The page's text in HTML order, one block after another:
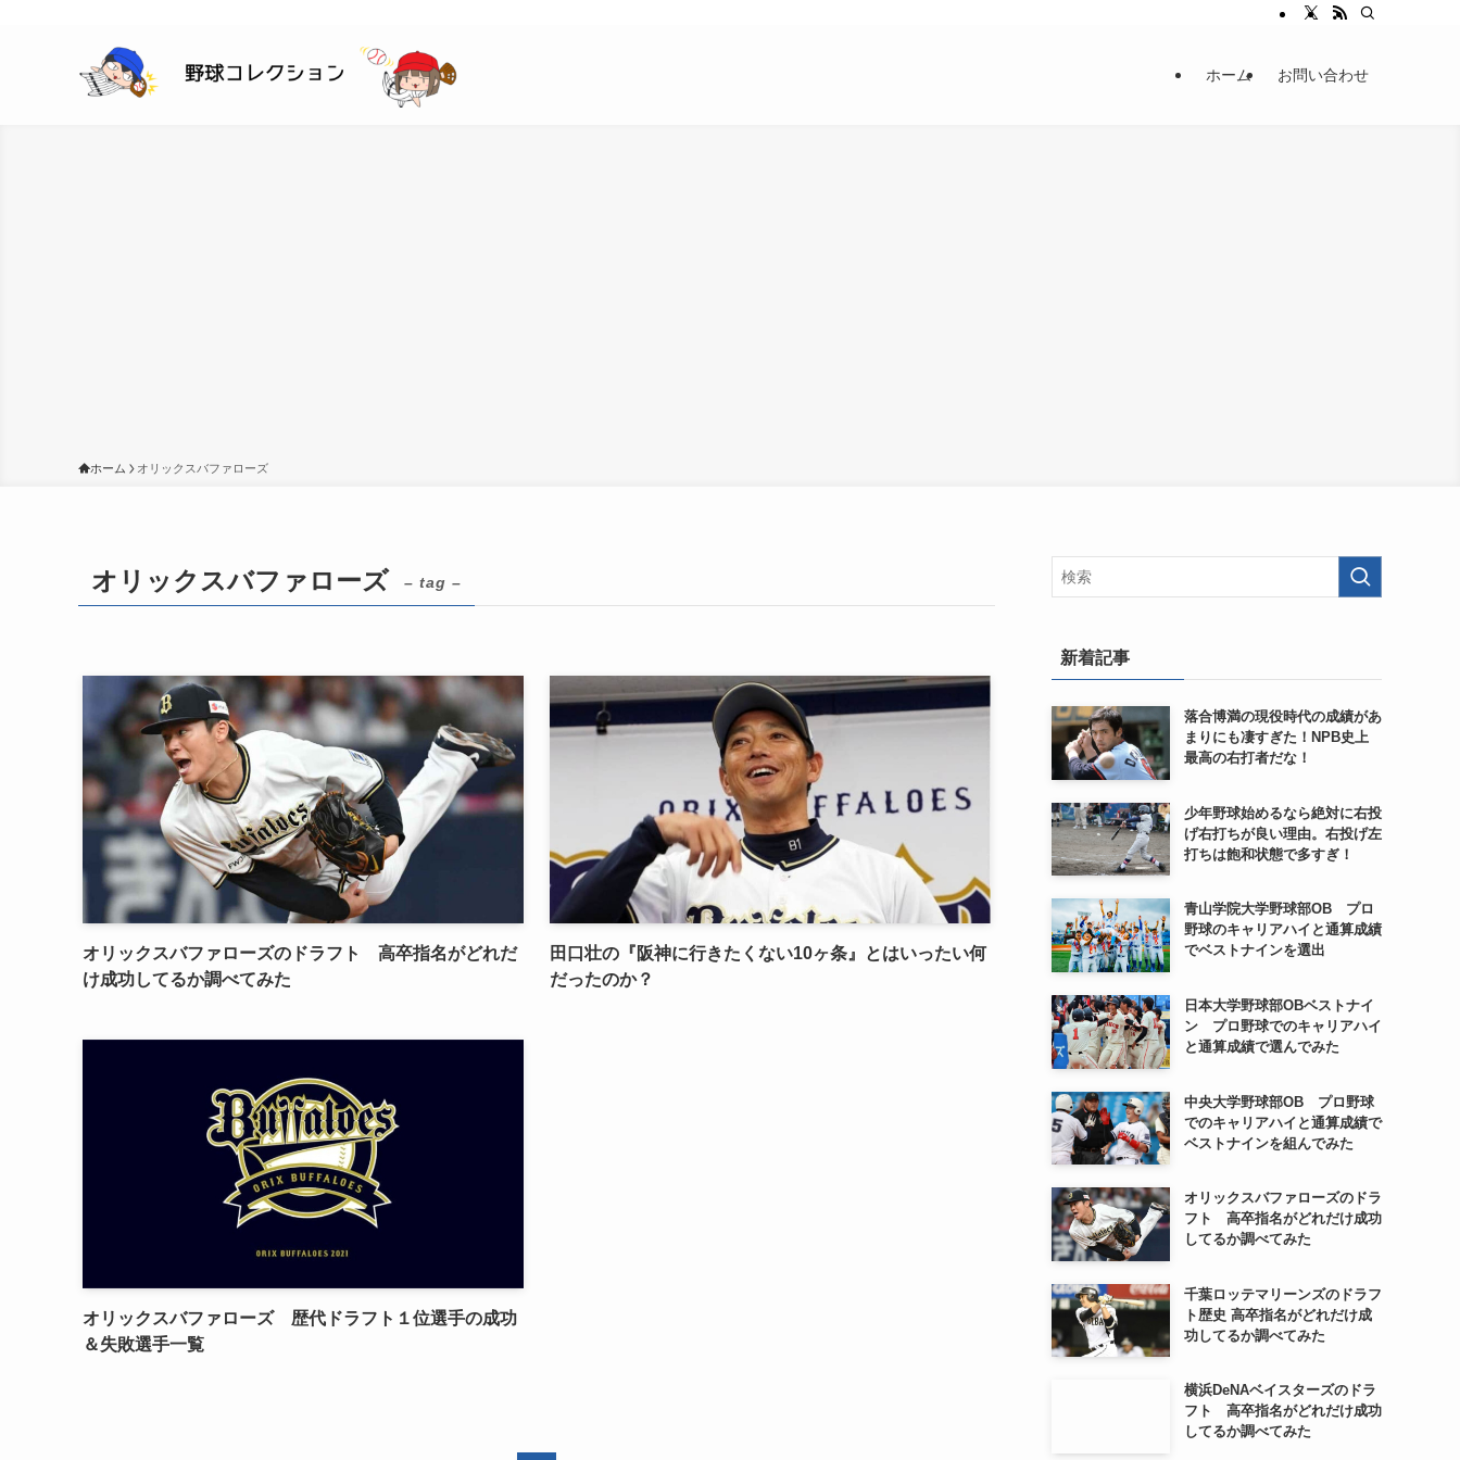
ホーム お問い合わせ
ホーム オリックスバファローズ
オリックスバファローズ – tag –
オリックスバファローズのドラフト 高卒指名がどれだ
け成功してるか調べてみた
田口壮の『阪神に行きたくない10ヶ条』とはいったい何
だったのか？
オリックスバファローズ 歴代ドラフト１位選手の成功
＆失敗選手一覧
新着記事
落合博満の現役時代の成績があ
まりにも凄すぎた！NPB史上
最高の右打者だな！
少年野球始めるなら絶対に右投
げ右打ちが良い理由。右投げ左
打ちは飽和状態で多すぎ！
青山学院大学野球部OB プロ
野球のキャリアハイと通算成績
でベストナインを選出
日本大学野球部OBベストナイ
ン プロ野球でのキャリアハイ
と通算成績で選んでみた
中央大学野球部OB プロ野球
でのキャリアハイと通算成績で
ベストナインを組んでみた
オリックスバファローズのドラ
フト 高卒指名がどれだけ成功
してるか調べてみた
千葉ロッテマリーンズのドラフ
ト歴史 高卒指名がどれだけ成
功してるか調べてみた
横浜DeNAベイスターズのドラ
フト 高卒指名がどれだけ成功
してるか調べてみた